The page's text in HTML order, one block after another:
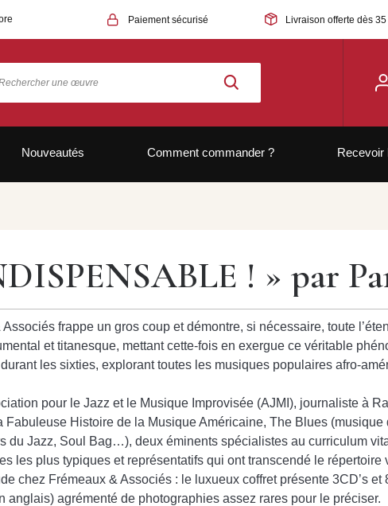
Paiement sécurisé Livraison offerte dès
Nouveautés Comment commander ? Recevoir
! » par
frappe un gros coup et démontre, si nécessaire, toute
et titanesque, mettant cette-fois en exergue ce véritable
les sixties, explorant toutes les musiques populaires afro-
pour le Jazz et le Musique Improvisée (AJMI), journaliste à
Histoire de la Musique Américaine, The Blues
du Jazz, Soul Bag…), deux éminents spécialistes au curriculum
les plus typiques et représentatifs qui ont transcendé le
chez Frémeaux & Associés : le luxueux coffret présente 3CD’s
agrémenté de photographies assez rares pour le préciser.